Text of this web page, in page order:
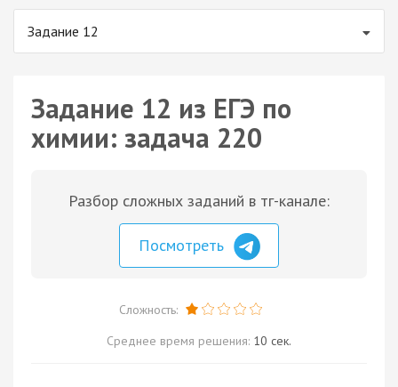
Задание 12
Задание 12 из ЕГЭ по
химии: задача 220
Разбор сложных заданий в тг-канале:
Посмотреть
Сложность:
Среднее время решения: 10 сек.